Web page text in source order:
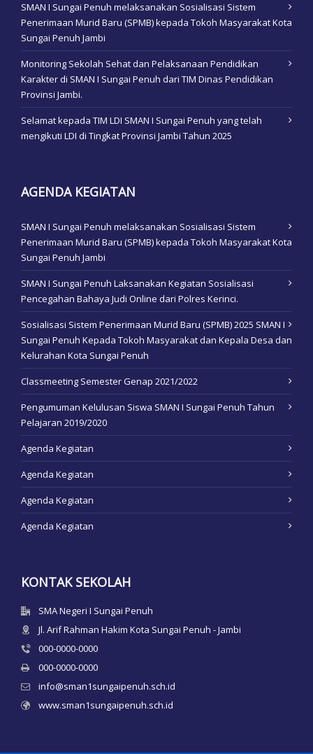
SMAN I Sungai Penuh melaksanakan Sosialisasi Sistem
Penerimaan Murid Baru (SPMB) kepada Tokoh Masyarakat Kota
Sungai Penuh Jambi
Monitoring Sekolah Sehat dan Pelaksanaan Pendidikan
Karakter di SMAN I Sungai Penuh dari TIM Dinas Pendidikan
Provinsi Jambi.
Selamat kepada TIM LDI SMAN I Sungai Penuh yang telah
mengikuti LDI di Tingkat Provinsi Jambi Tahun 2025
AGENDA KEGIATAN
SMAN I Sungai Penuh melaksanakan Sosialisasi Sistem
Penerimaan Murid Baru (SPMB) kepada Tokoh Masyarakat Kota
Sungai Penuh Jambi
SMAN I Sungai Penuh Laksanakan Kegiatan Sosialisasi
Pencegahan Bahaya Judi Online dari Polres Kerinci.
Sosialisasi Sistem Penerimaan Murid Baru (SPMB) 2025 SMAN I
Sungai Penuh Kepada Tokoh Masyarakat dan Kepala Desa dan
Kelurahan Kota Sungai Penuh
Classmeeting Semester Genap 2021/2022
Pengumuman Kelulusan Siswa SMAN I Sungai Penuh Tahun
Pelajaran 2019/2020
Agenda Kegiatan
Agenda Kegiatan
Agenda Kegiatan
Agenda Kegiatan
KONTAK SEKOLAH
SMA Negeri I Sungai Penuh
Jl. Arif Rahman Hakim Kota Sungai Penuh - Jambi
000-0000-0000
000-0000-0000
info@sman1sungaipenuh.sch.id
www.sman1sungaipenuh.sch.id